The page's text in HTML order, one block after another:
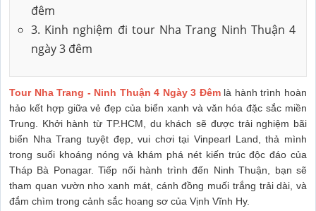
đêm
3. Kinh nghiệm đi tour Nha Trang Ninh Thuận 4
ngày 3 đêm
Tour Nha Trang - Ninh Thuận 4 Ngày 3 Đêmlà hành trình hoàn
hảo kết hợp giữa vẻ đẹp của biển xanh và văn hóa đặc sắc miền
Trung. Khởi hành từ TP.HCM, du khách sẽ được trải nghiệm bãi
biển Nha Trang tuyệt đẹp, vui chơi tại Vinpearl Land, thả mình
trong suối khoáng nóng và khám phá nét kiến trúc độc đáo của
Tháp Bà Ponagar. Tiếp nối hành trình đến Ninh Thuận, bạn sẽ
tham quan vườn nho xanh mát, cánh đồng muối trắng trải dài, và
đắm chìm trong cảnh sắc hoang sơ của Vịnh Vĩnh Hy.